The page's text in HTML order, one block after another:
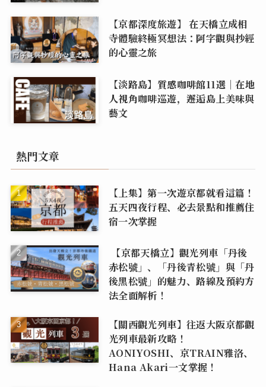
【京都深度旅遊】 在天橋立成相
寺體驗終極冥想法：阿字觀與抄經
的心靈之旅
【淡路島】質感咖啡館11選｜在地
人視角咖啡巡遊，邂逅島上美味與
藝文
熱門文章
【上集】第一次遊京都就看這篇！
五天四夜行程、必去景點和推薦住
宿一次掌握
【京都天橋立】觀光列車「丹後
赤松號」、「丹後青松號」與「丹
後黑松號」的魅力、路線及預約方
法全面解析！
【關西觀光列車】往返大阪京都觀
光列車最新攻略！
AONIYOSHI、京TRAIN雅洛、
Hana Akari一文掌握！